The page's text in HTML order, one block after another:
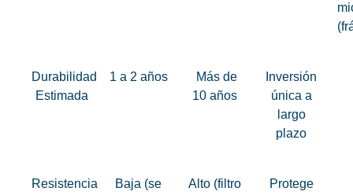
Durabilidad
Estimada
1 a 2 años
Más de
10 años
Inversión
única a
largo
plazo
Resistencia
Baja (se
Alto (filtro
Protege